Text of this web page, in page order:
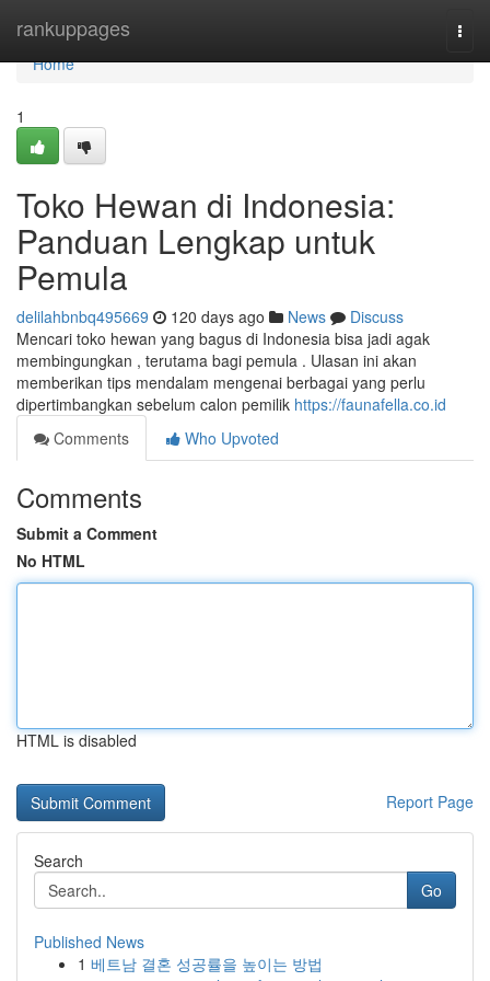
rankuppages
Home
Home
1
Toko Hewan di Indonesia:
Panduan Lengkap untuk
Pemula
delilahbnbq495669 120 days ago News
Discuss
Mencari toko hewan yang bagus di Indonesia bisa jadi agak
membingungkan , terutama bagi pemula . Ulasan ini akan
memberikan tips mendalam mengenai berbagai yang perlu
dipertimbangkan sebelum calon pemilik https://faunafella.co.id
Comments
Who Upvoted
Comments
Submit a Comment
No HTML
HTML is disabled
Report Page
Search
Go
Published News
1 베트남 결혼 성공률을 높이는 방법